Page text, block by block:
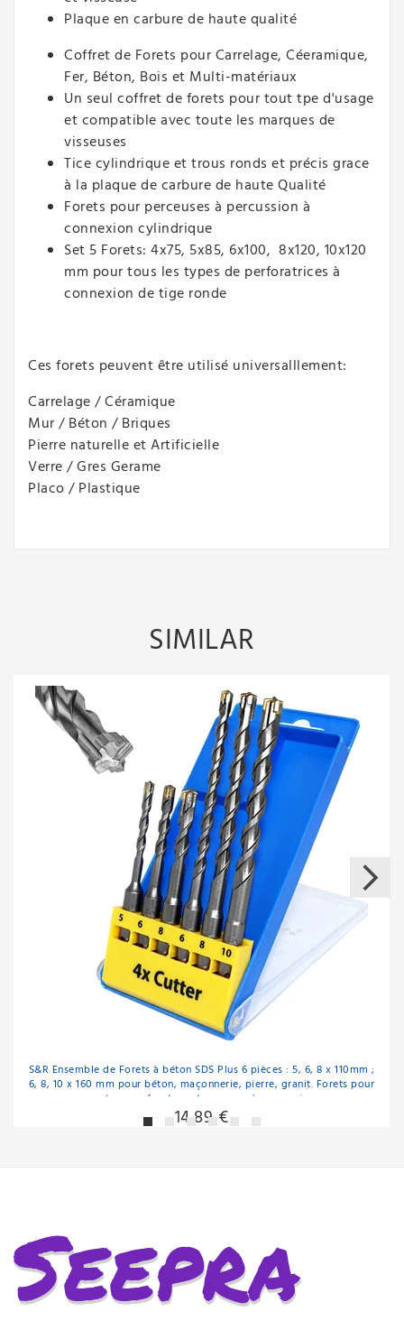
Plaque en carbure de haute qualité
Coffret de Forets pour Carrelage, Céeramique,
Fer, Béton, Bois et Multi-matériaux
Un seul coffret de forets pour tout tpe d'usage
et compatible avec toute les marques de
visseuses
Tice cylindrique et trous ronds et précis grace
à la plaque de carbure de haute Qualité
Forets pour perceuses à percussion à
connexion cylindrique
Set 5 Forets: 4x75, 5x85, 6x100, 8x120, 10x120
mm pour tous les types de perforatrices à
connexion de tige ronde
Ces forets peuvent être utilisé universalllement:
Carrelage / Céramique
Mur / Béton / Briques
Pierre naturelle et Artificielle
Verre / Gres Gerame
Placo / Plastique
SIMILAR
S&R Ensemble de Forets à béton SDS Plus 6 pièces : 5, 6, 8 x 110mm ;
6, 8, 10 x 160 mm pour béton, maçonnerie, pierre, granit. Forets pour
marteau perforateur et perceuse à percussion.
14,89 €